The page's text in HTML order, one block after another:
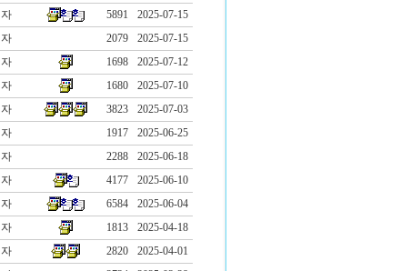
5891
2025-07-15
2079
2025-07-15
1698
2025-07-12
1680
2025-07-10
3823
2025-07-03
1917
2025-06-25
2288
2025-06-18
4177
2025-06-10
6584
2025-06-04
1813
2025-04-18
2820
2025-04-01